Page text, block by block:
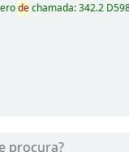
dechamada:342.2